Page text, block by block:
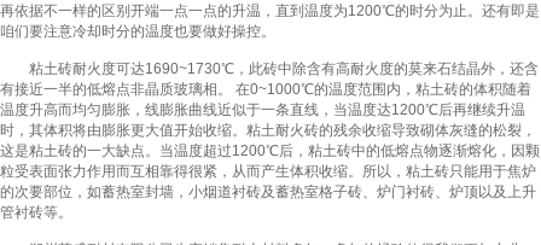
再依据不一样的区别开端一点一点的升温，直到温度为1200℃的时分为止。还有即是
咱们要注意冷却时分的温度也要做好操控。
粘土砖耐火度可达1690~1730℃，此砖中除含有高耐火度的莫来石结晶外，还含
有接近一半的低熔点非晶质玻璃相。 在0~1000℃的温度范围内，粘土砖的体积随着
温度升高而均匀膨胀，线膨胀曲线近似于一条直线，当温度达1200℃后再继续升温
时，其体积将由膨胀更大值开始收缩。粘土耐火砖的残余收缩导致砌体灰缝的松裂，
这是粘土砖的一大缺点。当温度超过1200℃后，粘土砖中的低熔点物逐渐熔化，因颗
粒受表面张力作用而互相靠得很紧，从而产生体积收缩。所以，粘土砖只能用于焦炉
的次要部位，如蓄热室封墙，小烟道衬砖及蓄热室格子砖、炉门衬砖、炉顶以及上升
管衬砖等。